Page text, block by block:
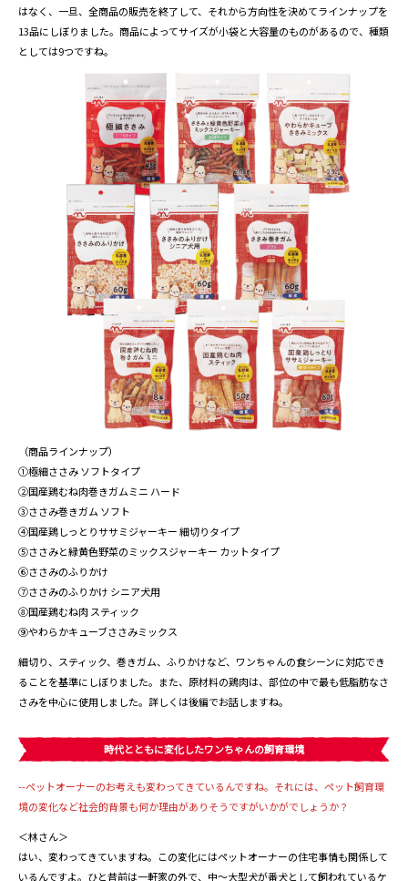
はなく、一旦、全商品の販売を終了して、それから方向性を決めてラインナップを
13品にしぼりました。商品によってサイズが小袋と大容量のものがあるので、種類
としては9つですね。
（商品ラインナップ）
①極細ささみ ソフトタイプ
②国産鶏むね肉巻きガムミニ ハード
③ささみ巻きガム ソフト
④国産鶏しっとりササミジャーキー 細切りタイプ
⑤ささみと緑黄色野菜のミックスジャーキー カットタイプ
⑥ささみのふりかけ
⑦ささみのふりかけ シニア犬用
⑧国産鶏むね肉 スティック
⑨やわらかキューブささみミックス
細切り、スティック、巻きガム、ふりかけなど、ワンちゃんの食シーンに対応でき
ることを基準にしぼりました。また、原材料の鶏肉は、部位の中で最も低脂肪なさ
さみを中心に使用しました。詳しくは後編でお話しますね。
時代とともに変化したワンちゃんの飼育環境
--ペットオーナーのお考えも変わってきているんですね。それには、ペット飼育環
境の変化など社会的背景も何か理由がありそうですがいかがでしょうか？
＜林さん＞
はい、変わってきていますね。この変化にはペットオーナーの住宅事情も関係して
いるんですよ。ひと昔前は一軒家の外で、中～大型犬が番犬として飼われているケ